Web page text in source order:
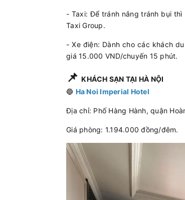
- Taxi: Để tránh nắng tránh bụi
Taxi Group.
- Xe điện: Dành cho các khách
giá 15.000 VND/chuyến 15 phút.
📌KHÁCH SẠN TẠI HÀ NỘI
🔵 Ha Noi Imperial Hotel
Địa chỉ: Phố Hàng Hành, quận
Giá phòng: 1.194.000 đồng/đêm.